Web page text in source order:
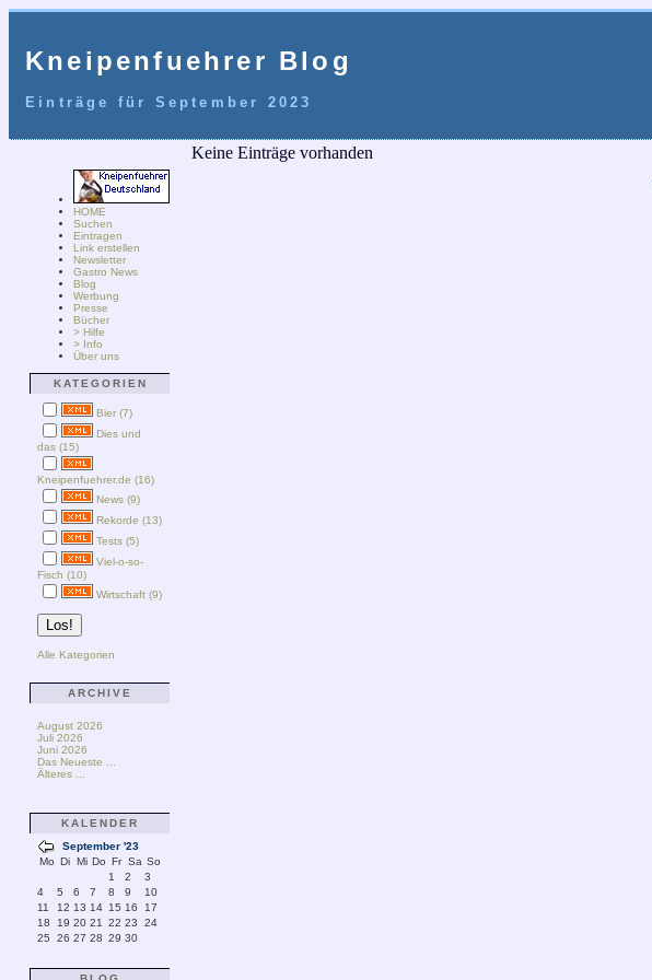
Kneipenfuehrer Blog
Einträge für September 2023
HOME
Suchen
Eintragen
Link erstellen
Newsletter
Gastro News
Blog
Werbung
Presse
Bücher
> Hilfe
> Info
Über uns
KATEGORIEN
Bier (7)
Dies und
das (15)
Kneipenfuehrer.de (16)
News (9)
Rekorde (13)
Tests (5)
Viel-o-so-
Fisch (10)
Wirtschaft (9)
Alle Kategorien
ARCHIVE
August 2026
Juli 2026
Juni 2026
Das Neueste ...
Älteres ...
KALENDER
September '23
Mo Di Mi Do Fr Sa So
1
2
3
4
5 6 7 8 9
10
11
12 13 14 15 16
17
18
19 20 21 22 23
24
25
26 27 28 29 30
Keine Einträge vorhanden